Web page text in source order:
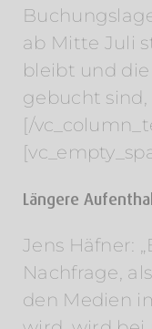
ab Mitte Juli
bleibt und
gebucht sind,
[/
Längere
Jens Häfner:
Nachfrage,
den Medien